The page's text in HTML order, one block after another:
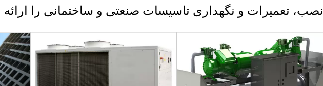
نصب، تعمیرات و نگهداری تاسیسات صنعتی و ساختمانی را